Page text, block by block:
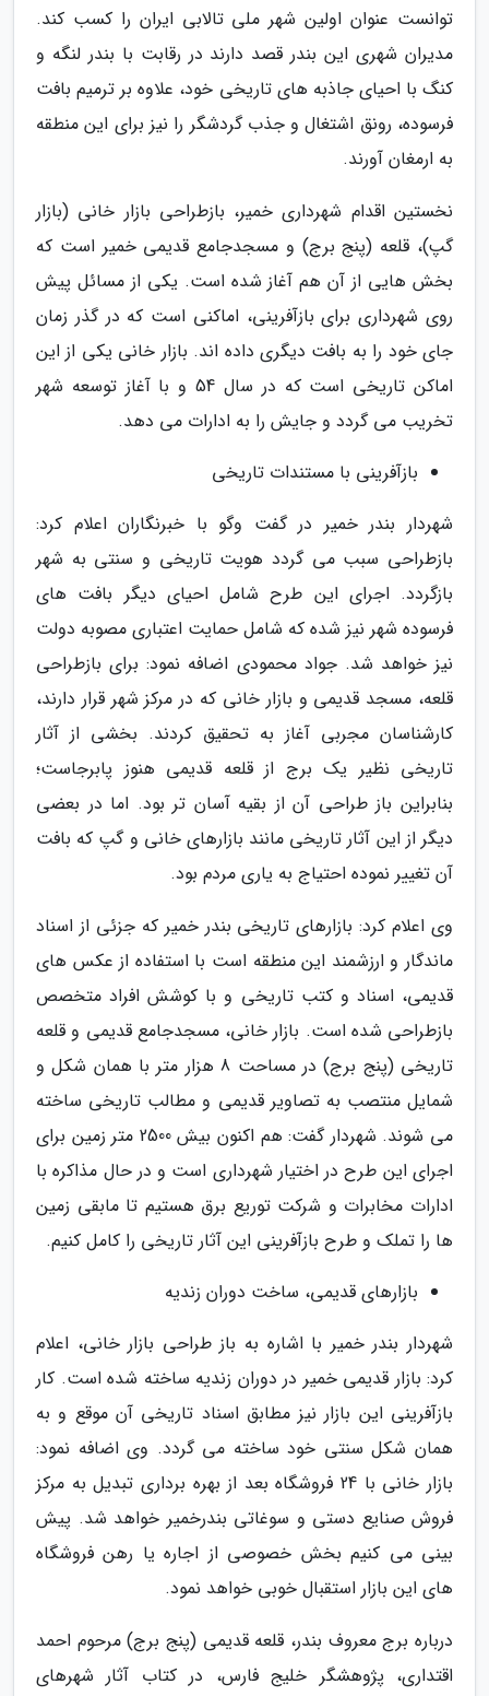
توانست عنوان اولین شهر ملی تالابی ایران را کسب کند.
مدیران شهری این بندر قصد دارند در رقابت با بندر لنگه و
کنگ با احیای جاذبه های تاریخی خود، علاوه بر ترمیم بافت
فرسوده، رونق اشتغال و جذب گردشگر را نیز برای این منطقه
به ارمغان آورند.
نخستین اقدام شهرداری خمیر، بازطراحی بازار خانی (بازار
گپ)، قلعه (پنج برج) و مسجدجامع قدیمی خمیر است که
بخش هایی از آن هم آغاز شده است. یکی از مسائل پیش
روی شهرداری برای بازآفرینی، اماکنی است که در گذر زمان
جای خود را به بافت دیگری داده اند. بازار خانی یکی از این
اماکن تاریخی است که در سال 54 و با آغاز توسعه شهر
تخریب می گردد و جایش را به ادارات می دهد.
بازآفرینی با مستندات تاریخی
شهردار بندر خمیر در گفت وگو با خبرنگاران اعلام کرد:
بازطراحی سبب می گردد هویت تاریخی و سنتی به شهر
بازگردد. اجرای این طرح شامل احیای دیگر بافت های
فرسوده شهر نیز شده که شامل حمایت اعتباری مصوبه دولت
نیز خواهد شد. جواد محمودی اضافه نمود: برای بازطراحی
قلعه، مسجد قدیمی و بازار خانی که در مرکز شهر قرار دارند،
کارشناسان مجربی آغاز به تحقیق کردند. بخشی از آثار
تاریخی نظیر یک برج از قلعه قدیمی هنوز پابرجاست؛
بنابراین باز طراحی آن از بقیه آسان تر بود. اما در بعضی
دیگر از این آثار تاریخی مانند بازارهای خانی و گپ که بافت
آن تغییر نموده احتیاج به یاری مردم بود.
وی اعلام کرد: بازارهای تاریخی بندر خمیر که جزئی از اسناد
ماندگار و ارزشمند این منطقه است با استفاده از عکس های
قدیمی، اسناد و کتب تاریخی و با کوشش افراد متخصص
بازطراحی شده است. بازار خانی، مسجدجامع قدیمی و قلعه
تاریخی (پنج برج) در مساحت 8 هزار متر با همان شکل و
شمایل منتصب به تصاویر قدیمی و مطالب تاریخی ساخته
می شوند. شهردار گفت: هم اکنون بیش 2500 متر زمین برای
اجرای این طرح در اختیار شهرداری است و در حال مذاکره با
ادارات مخابرات و شرکت توریع برق هستیم تا مابقی زمین
ها را تملک و طرح بازآفرینی این آثار تاریخی را کامل کنیم.
بازارهای قدیمی، ساخت دوران زندیه
شهردار بندر خمیر با اشاره به باز طراحی بازار خانی، اعلام
کرد: بازار قدیمی خمیر در دوران زندیه ساخته شده است. کار
بازآفرینی این بازار نیز مطابق اسناد تاریخی آن موقع و به
همان شکل سنتی خود ساخته می گردد. وی اضافه نمود:
بازار خانی با 24 فروشگاه بعد از بهره برداری تبدیل به مرکز
فروش صنایع دستی و سوغاتی بندرخمیر خواهد شد. پیش
بینی می کنیم بخش خصوصی از اجاره یا رهن فروشگاه
های این بازار استقبال خوبی خواهد نمود.
درباره برج معروف بندر، قلعه قدیمی (پنج برج) مرحوم احمد
اقتداری، پژوهشگر خلیج فارس، در کتاب آثار شهرهای